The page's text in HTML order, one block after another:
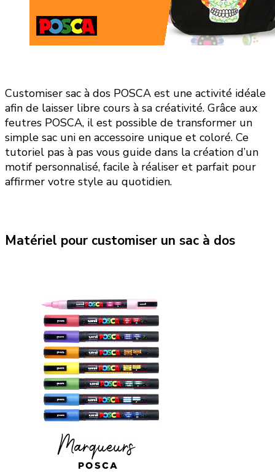
Customiser sac à dos POSCA est une activité idéale
afin de laisser libre cours à sa créativité. Grâce aux
feutres POSCA, il est possible de transformer un
simple sac uni en accessoire unique et coloré. Ce
tutoriel pas à pas vous guide dans la création d’un
motif personnalisé, facile à réaliser et parfait pour
affirmer votre style au quotidien.
Matériel pour customiser un sac à dos